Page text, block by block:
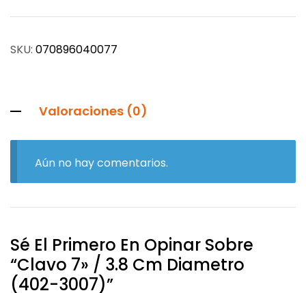
SKU: 070896040077
Valoraciones (0)
Aún no hay comentarios.
Sé El Primero En Opinar Sobre
“Clavo 7» / 3.8 Cm Diametro
(402-3007)”